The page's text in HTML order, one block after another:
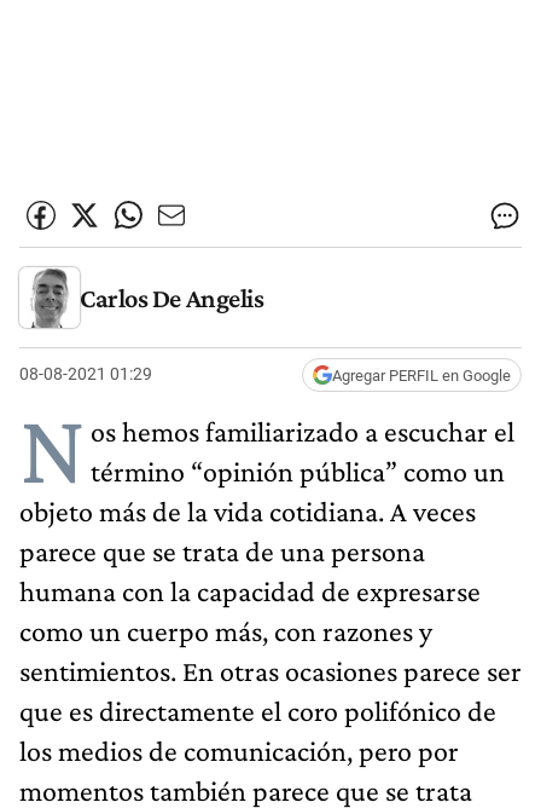
Carlos De Angelis
08-08-2021 01:29 Agregar PERFIL en Google
N os hemos familiarizado a escuchar el
término “opinión pública” como un
objeto más de la vida cotidiana. A veces
parece que se trata de una persona
humana con la capacidad de expresarse
como un cuerpo más, con razones y
sentimientos. En otras ocasiones parece ser
que es directamente el coro polifónico de
los medios de comunicación, pero por
momentos también parece que se trata